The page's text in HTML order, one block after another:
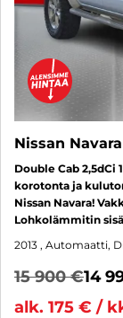
Nissan Navara
Double Cab 2,5dCi
korotonta ja
Nissan Navara!
Lohkolämmitin
2013 , Automaatti,
15 900 €14
alk. 175 € /